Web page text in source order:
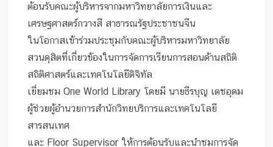
ต้อนรับคณะผู้บริหารจากมหาวิทยาลัยการเงินและ
เศรษฐศาสตร์กวางสี สาธารณรัฐประชาชนจีน
ในโอกาสเข้าร่วมประชุมกับคณะผู้บริหารมหาวิทยาลัย
สวนดุสิตที่เกี่ยวข้องในการจัดการเรียนการสอนด้านสถิติ
สถิติศาสตร์และเทคโนโลยีดิจิทัล
เยี่ยมชม One World Library โดยมี นายธีรบุญ เดชอุดม
ผู้ช่วยผู้อำนวยการสำนักวิทยบริการและเทคโนโลยี
สารสนเทศ
และ Floor Supervisor ให้การต้อนรับและนำชมการจัด